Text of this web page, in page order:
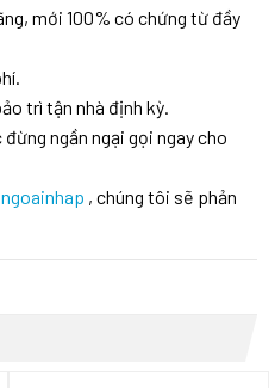
mới 100% có chứng từ đầy
trì tận nhà định kỳ.
ngần ngại gọi ngay cho
, chúng tôi sẽ phản